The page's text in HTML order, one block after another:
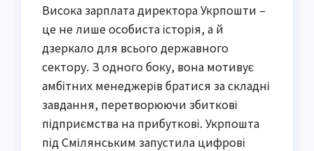
Висока зарплата директора Укрпошти –
це не лише особиста історія, а й
дзеркало для всього державного
сектору. З одного боку, вона мотивує
амбітних менеджерів братися за складні
завдання, перетворюючи збиткові
підприємства на прибуткові. Укрпошта
під Смілянським запустила цифрові